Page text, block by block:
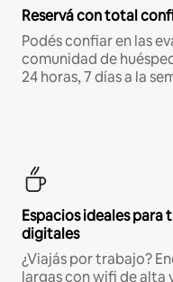
Reservá con total
Podés confiar en las
comunidad de
24 horas, 7 días a la
Espacios ideales para
digitales
¿Viajás por trabajo?
largas con wifi de alta